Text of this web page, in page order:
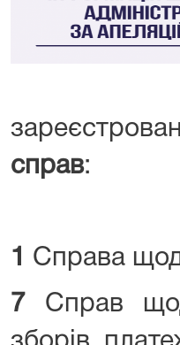
справ:
1
Справа
7 Справ